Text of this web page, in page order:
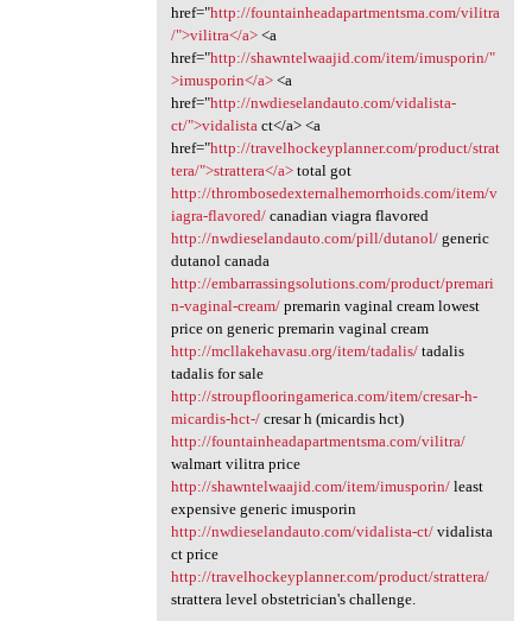
href="http://fountainheadapartmentsma.com/vilitra
/">vilitra</a><a
href="http://shawntelwaajid.com/item/imusporin/"
>imusporin</a><a
href="http://nwdieselandauto.com/vidalista-
ct/">vidalista ct</a> <a
href="http://travelhockeyplanner.com/product/strat
tera/">strattera</a>total got
http://thrombosedexternalhemorrhoids.com/item/v
iagra-flavored/canadian viagra flavored
http://nwdieselandauto.com/pill/dutanol/generic
dutanol canada
http://embarrassingsolutions.com/product/premari
n-vaginal-cream/premarin vaginal cream lowest
price on generic premarin vaginal cream
http://mcllakehavasu.org/item/tadalis/tadalis
tadalis for sale
http://stroupflooringamerica.com/item/cresar-h-
micardis-hct-/cresar h (micardis hct)
http://fountainheadapartmentsma.com/vilitra/
walmart vilitra price
http://shawntelwaajid.com/item/imusporin/least
expensive generic imusporin
http://nwdieselandauto.com/vidalista-ct/vidalista
ct price
http://travelhockeyplanner.com/product/strattera/
strattera level obstetrician's challenge.